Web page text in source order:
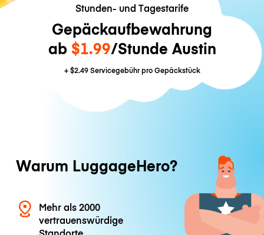
Stunden- und Tagestarife
Gepäckaufbewahrung
ab $1.99/Stunde Austin
+$2.49Servicegebühr pro Gepäckstück
Warum LuggageHero?
Mehr als 2000
vertrauenswürdige